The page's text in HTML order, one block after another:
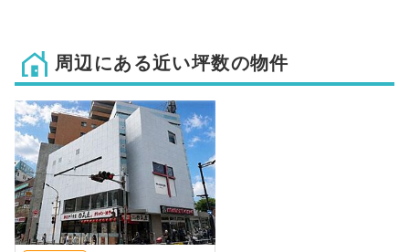
周辺にある近い坪数の物件